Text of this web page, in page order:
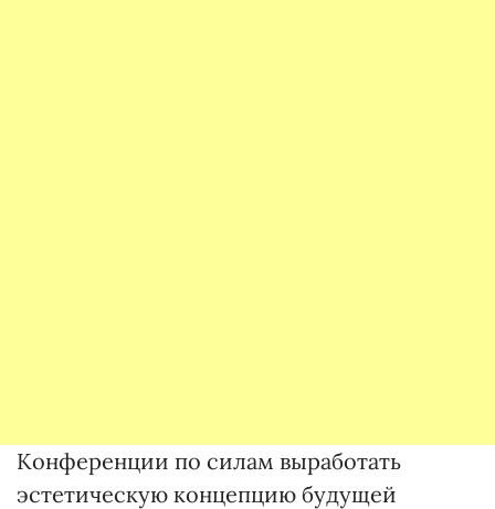
Конференции по силам выработать
эстетическую концепцию будущей